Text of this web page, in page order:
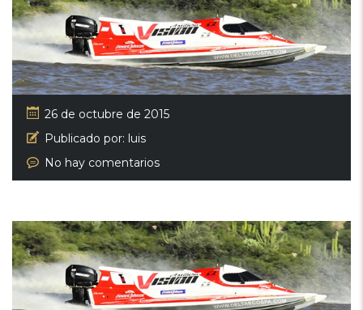
26 de octubre de 2015
Publicado por: luis
No hay comentarios